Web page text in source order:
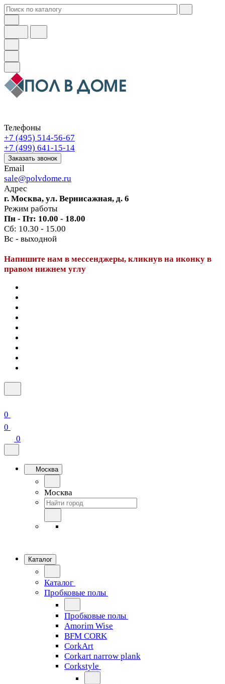
Телефоны
+7 (495) 514-56-67
+7 (499) 641-15-14
Заказать звонок
Email
sale@polvdome.ru
Адрес
г. Москва, ул. Вернисажная, д. 6
Режим работы
Пн - Пт: 10.00 - 18.00
Сб: 10.30 - 15.00
Вс - выходной
Напишите нам в мессенджеры, кликнув на иконку в
правом нижнем углу
0
0
0
Москва
Москва
Каталог
Каталог
Пробковые полы
Пробковые полы
Amorim Wise
BFM CORK
CorkArt
Corkart narrow plank
Corkstyle